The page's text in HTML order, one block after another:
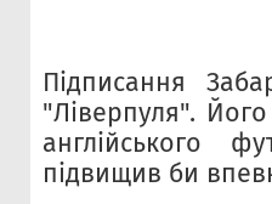
Підписання
"Ліверпуля". Його
англійського
підвищив би